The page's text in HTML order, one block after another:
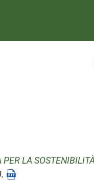
PER LA